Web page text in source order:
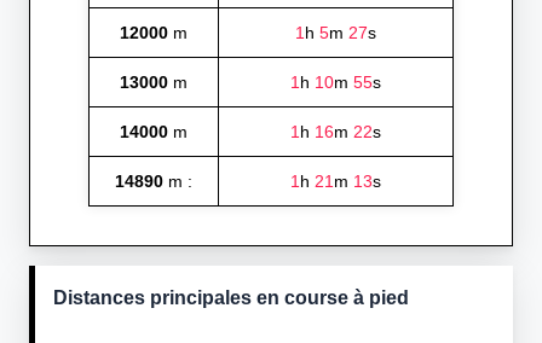
12000 m 1h 5m 27s
13000 m 1h 10m 55s
14000 m 1h 16m 22s
14890 m : 1h 21m 13s
Distances principales en course à pied